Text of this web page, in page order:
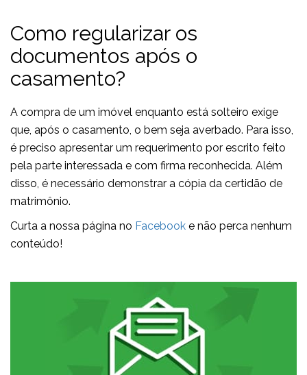
Como regularizar os
documentos após o
casamento?
A compra de um imóvel enquanto está solteiro exige
que, após o casamento, o bem seja averbado. Para isso,
é preciso apresentar um requerimento por escrito feito
pela parte interessada e com firma reconhecida. Além
disso, é necessário demonstrar a cópia da certidão de
matrimônio.
Curta a nossa página no Facebook e não perca nenhum
conteúdo!